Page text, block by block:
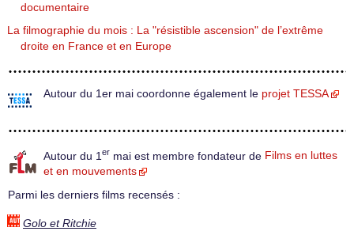
documentaire
La filmographie du mois : La "résistible ascension" de l’extrême
droite en France et en Europe
Autour du 1er mai coordonne également le projet TESSA
Autour du 1 er mai est membre fondateur de Films en luttes
et en mouvements
Parmi les derniers films recensés :
Golo et Ritchie